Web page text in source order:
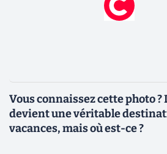
Vous connaissez cette photo
devient une véritable
vacances, mais où est-ce ?